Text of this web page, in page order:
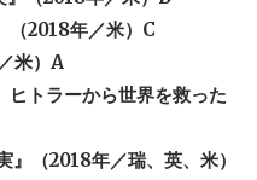
2018年／米）C
米）A
トラーから世界を救った
（2018年／瑞、英、米）